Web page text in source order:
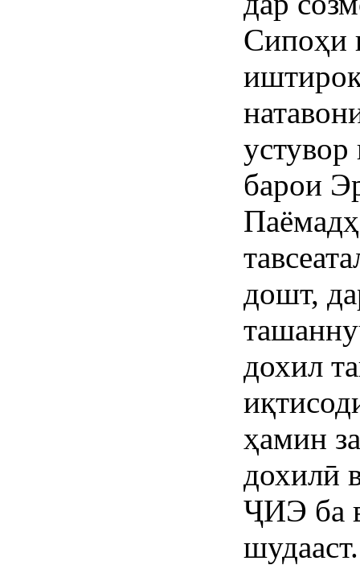
Сипоҳи
устувор
барои
дошт,
дохил
ҳамин
дохилӣ
ҶИЭ ба
шудааст.